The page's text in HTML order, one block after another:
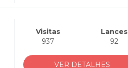
Visitas
937
Lances
92
VER DETALHES